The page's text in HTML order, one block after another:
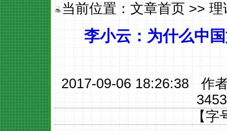
当前位置：文章首页>>理
李小云：为什么中
2017-09-06 18:26:38 作
3453
【字